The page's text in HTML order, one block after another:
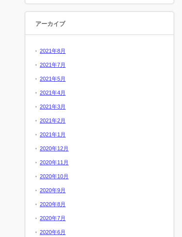
アーカイブ
2021年8月
2021年7月
2021年5月
2021年4月
2021年3月
2021年2月
2021年1月
2020年12月
2020年11月
2020年10月
2020年9月
2020年8月
2020年7月
2020年6月